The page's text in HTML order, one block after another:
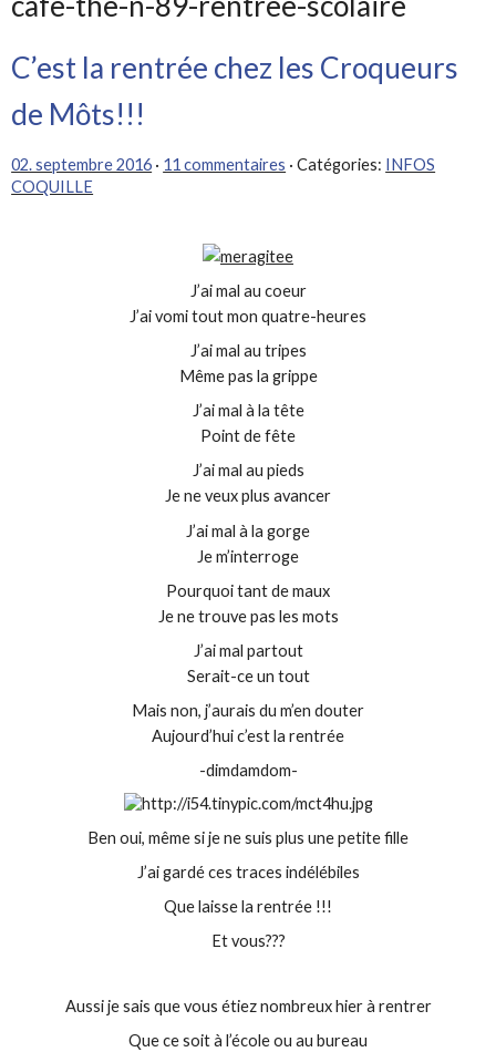
C’est la rentrée chez les Croqueurs
de Môts!!!
02. septembre 2016 · 11 commentaires · Catégories: INFOS
COQUILLE
J’ai mal au coeur
J’ai vomi tout mon quatre-heures
J’ai mal au tripes
Même pas la grippe
J’ai mal à la tête
Point de fête
J’ai mal au pieds
Je ne veux plus avancer
J’ai mal à la gorge
Je m’interroge
Pourquoi tant de maux
Je ne trouve pas les mots
J’ai mal partout
Serait-ce un tout
Mais non, j’aurais du m’en douter
Aujourd’hui c’est la rentrée
-dimdamdom-
Ben oui, même si je ne suis plus une petite fille
J’ai gardé ces traces indélébiles
Que laisse la rentrée !!!
Et vous???
Aussi je sais que vous étiez nombreux hier à rentrer
Que ce soit à l’école ou au bureau